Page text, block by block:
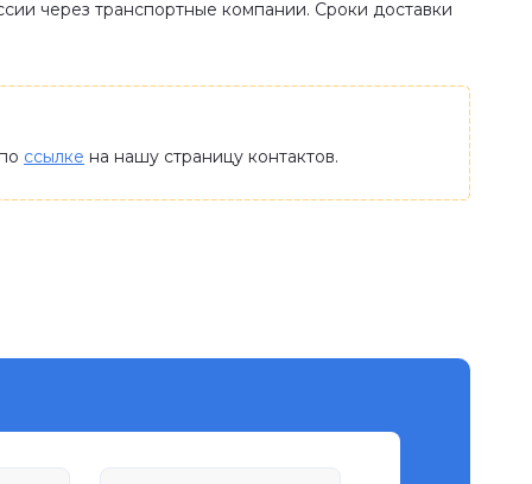
через транспортные компании. Сроки доставки
ссылке на нашу страницу контактов.